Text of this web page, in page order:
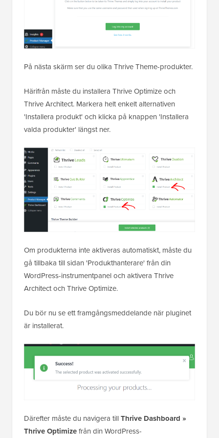
På nästa skärm ser du olika Thrive Theme-produkter.
Härifrån måste du installera Thrive Optimize och
Thrive Architect. Markera helt enkelt alternativen
'Installera produkt' och klicka på knappen 'Installera
valda produkter' längst ner.
Om produkterna inte aktiveras automatiskt, måste du
gå tillbaka till sidan 'Produkthanterare' från din
WordPress-instrumentpanel och aktivera Thrive
Architect och Thrive Optimize.
Du bör nu se ett framgångsmeddelande när pluginet
är installerat.
Därefter måste du navigera tillThrive Dashboard »
Thrive Optimizefrån din WordPress-